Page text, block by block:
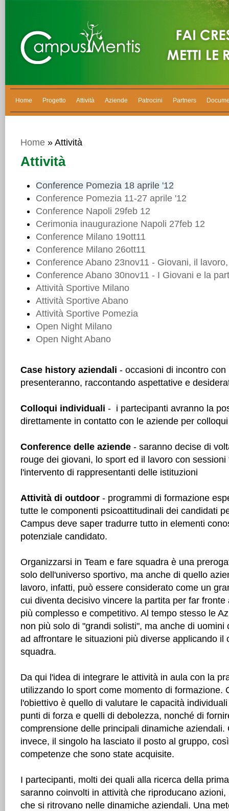
Home Progetto Attività Aziende Patrocini Partners
Home » Attività
Attività
Conference Pomezia 18 aprile '12
Conference Pomezia 11-27 aprile '12
Conference Napoli 29feb 12
Cerimonia inaugurazione Napoli 27feb 12
Conference Milano 19ott11
Conference Milano 26ott11
Conference Abano 23nov11 - Giovani, il
Conference Abano 30nov11 - I Giovani e la
Attività Sportive Milano
Attività Sportive Abano
Attività Sportive Pomezia
Open Night Milano
Open Night Abano
Case history aziendali - occasioni di incontro
presenteranno, raccontando aspettative e
Colloqui individuali - i partecipanti avranno la
direttamente in contatto con le aziende per
Conference delle aziende - saranno decise di
rouge dei giovani, lo sport ed il lavoro con
l'intervento di rappresentanti delle istituzioni
Attività di outdoor - programmi di formazione
tutte le componenti psicoattitudinali dei candidati
Campus deve saper tradurre tutto in elementi
potenziale candidato.
Organizzarsi in Team e fare squadra è una
solo dell'universo sportivo, ma anche di quello
lavoro, infatti, può essere considerato come un
cui diventa decisivo vincere la partita per far
più complesso e competitivo. Al tempo stesso le
non più solo di "grandi solisti", ma anche di uomini
ad affrontare le situazioni più diverse applicando il
squadra.
Da qui l'idea di integrare le attività in aula con la
utilizzando lo sport come momento di formazione.
l'obiettivo è quello di valutare le capacità
punti di forza e quelli di debolezza, nonché di
comprensione delle principali dinamiche aziendali.
invece, il singolo ha lasciato il posto al gruppo,
competenze che sono state acquisite.
I partecipanti, molti dei quali alla ricerca della
saranno coinvolti in attività che riproducano
che si ritrovano nelle dinamiche aziendali. Una